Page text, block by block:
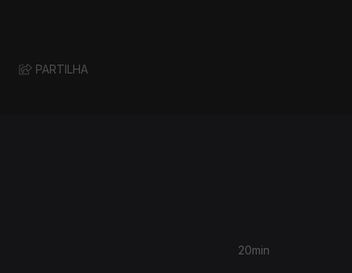
PARTILHA
20min